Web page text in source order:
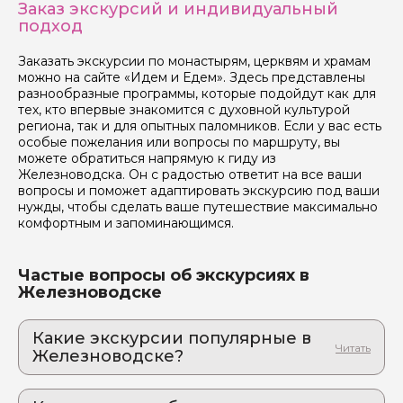
Заказ экскурсий и индивидуальный
подход
Заказать экскурсии по монастырям, церквям и храмам
можно на сайте «Идем и Едем». Здесь представлены
разнообразные программы, которые подойдут как для
тех, кто впервые знакомится с духовной культурой
региона, так и для опытных паломников. Если у вас есть
особые пожелания или вопросы по маршруту, вы
можете обратиться напрямую к гиду из
Железноводска. Он с радостью ответит на все ваши
вопросы и поможет адаптировать экскурсию под ваши
нужды, чтобы сделать ваше путешествие максимально
комфортным и запоминающимся.
Частые вопросы об экскурсиях в
Железноводске
Какие экскурсии популярные в
Железноводске?
квест по следам любовных интриг старого